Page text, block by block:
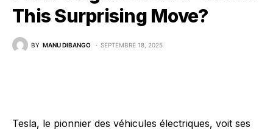
This Surprising Move?
BY MANU DIBANGO SEPTEMBRE 18, 2025
Tesla, le pionnier des véhicules électriques, voit ses